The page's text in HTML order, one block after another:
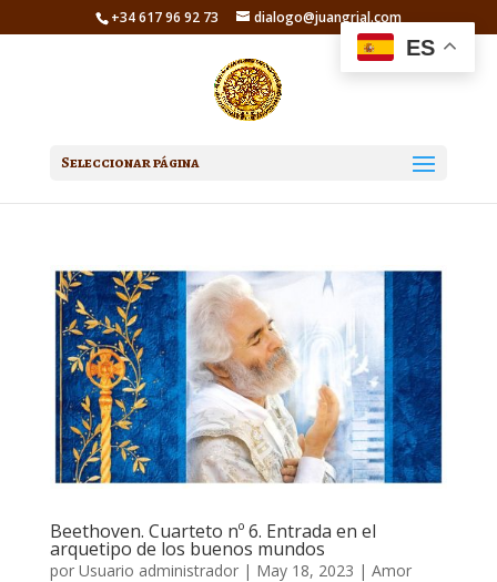
+34 617 96 92 73 dialogo@juangrial.com
Seleccionar página
Beethoven. Cuarteto nº 6. Entrada en el
arquetipo de los buenos mundos
por Usuario administrador| May 18, 2023 | Amor
ES